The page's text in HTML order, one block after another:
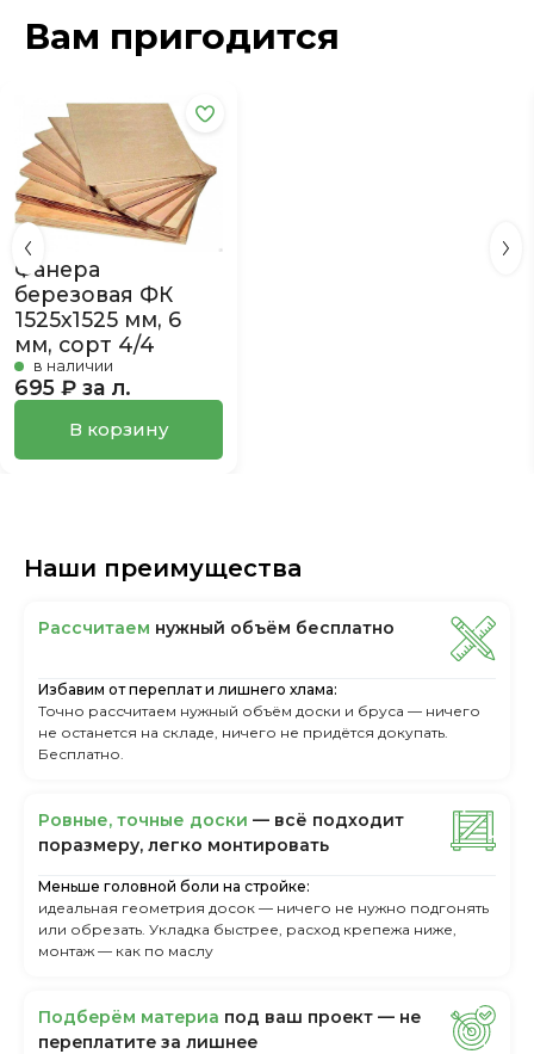
Вам пригодится
Фанера
березовая ФК
1525х1525 мм, 6
мм, сорт 4/4
в наличии
695 ₽ за л.
В корзину
Наши преимущества
Рассчитаем нужный объём бесплатно
Избавим от переплат и лишнего хлама:
Точно рассчитаем нужный объём доски и бруса — ничего
не останется на складе, ничего не придётся докупать.
Бесплатно.
Ровные, точные доски — всё подходит
поразмеру, легкo монтировать
Меньше головной боли на стройке:
идеальная геометрия досок — ничего не нужно подгонять
или обрезать. Укладка быстрее, расход крепежа ниже,
монтаж — как по маслу
Пoдбepём мaтepиa пoд вaш пpoeкт — нe
пepeплaтитe зa лишнee